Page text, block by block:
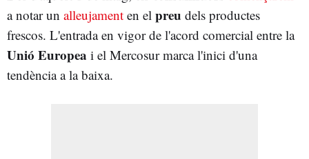
a notar un alleujament en el preu dels productes
frescos. L'entrada en vigor de l'acord comercial entre la
Unió Europea i el Mercosur marca l'inici d'una
tendència a la baixa.